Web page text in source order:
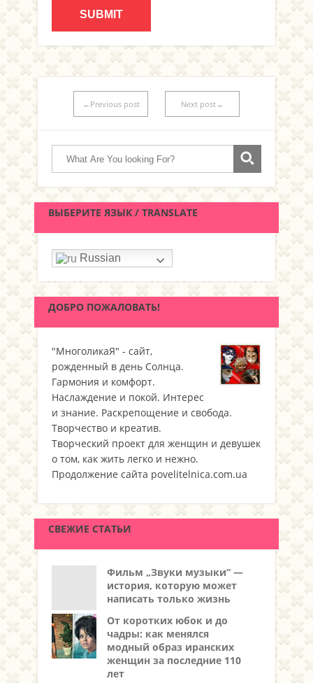
←Previous post Next post→
ВЫБЕРИТЕ ЯЗЫК / TRANSLATE
Russian
ДОБРО ПОЖАЛОВАТЬ!
"МноголикаЯ" - сайт,
рожденный в день Солнца.
Гармония и комфорт.
Наслаждение и покой. Интерес
и знание. Раскрепощение и свобода.
Творчество и креатив.
Творческий проект для женщин и девушек
о том, как жить легко и нежно.
Продолжение сайта povelitelnica.com.ua
СВЕЖИЕ СТАТЬИ
Фильм „Звуки музыки“ —
история, которую может
написать только жизнь
От коротких юбок и до
чадры: как менялся
модный образ иранских
женщин за последние 110
лет